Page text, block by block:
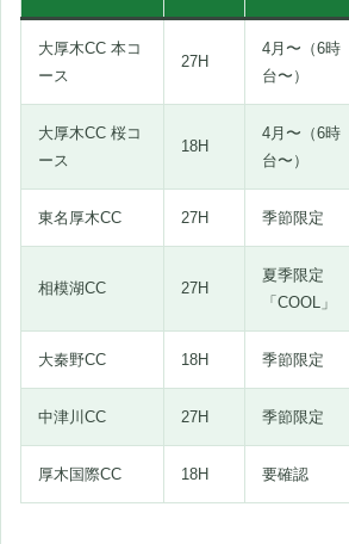
大厚木CC 本コ
ース
27H
4月〜（6時
台〜）
大厚木CC 桜コ
ース
18H
4月〜（6時
台〜）
東名厚木CC 27H 季節限定
相模湖CC 27H
夏季限定
「COOL」
大秦野CC 18H 季節限定
中津川CC 27H 季節限定
厚木国際CC 18H 要確認